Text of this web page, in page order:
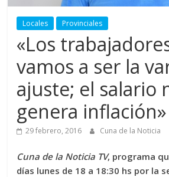
Locales Provinciales
«Los
vamos a ser la
ajuste; el salario
genera inflación»
29 febrero, 2016 Cuna de la Noticia
Cuna de la Noticia TV, programa
días lunes de 18 a 18:30 hs por la